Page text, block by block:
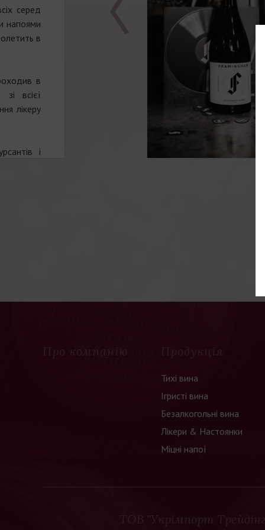
серед
напоями
в
в
зі всієї
лікеру
і
Про компанію Продукція
Тихі вина
Ігристі вина
Безалкогольні вина
Лікери & Настоянки
Міцні напої
ТОВ "Укрімпорт